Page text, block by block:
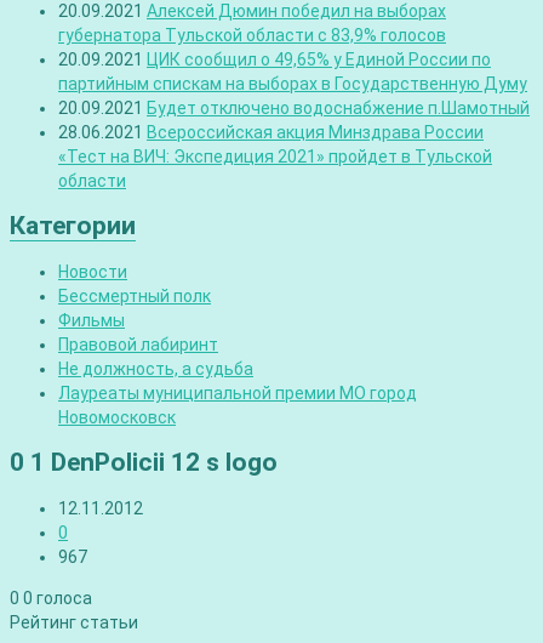
20.09.2021 Алексей Дюмин победил на выборах
губернатора Тульской области с 83,9% голосов
20.09.2021 ЦИК сообщил о 49,65% у Единой России по
партийным спискам на выборах в Государственную Думу
20.09.2021 Будет отключено водоснабжение п.Шамотный
28.06.2021 Всероссийская акция Минздрава России
«Тест на ВИЧ: Экспедиция 2021» пройдет в Тульской
области
Категории
Новости
Бессмертный полк
Фильмы
Правовой лабиринт
Не должность, а судьба
Лауреаты муниципальной премии МО город
Новомосковск
0 1 DenPolicii 12 s logo
12.11.2012
0
967
0 0 голоса
Рейтинг статьи